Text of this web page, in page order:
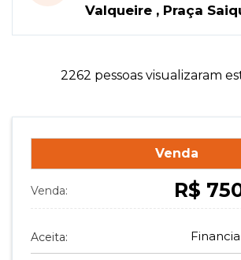
Valqueire , Praça
2262 pessoas visualizaram
Venda
Venda: R$
Aceita: